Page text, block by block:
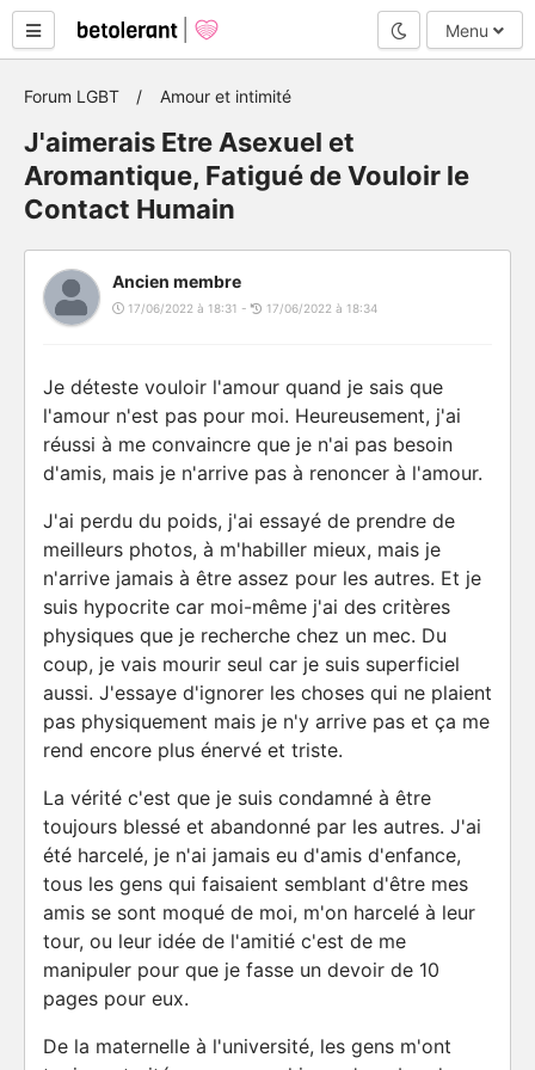
Mode nuit
Menu
Forum LGBT Amour et intimité
J'aimerais Etre Asexuel et
Aromantique, Fatigué de Vouloir le
Contact Humain
Ancien membre
17/06/2022 à 18:31 - 17/06/2022 à 18:34
Je déteste vouloir l'amour quand je sais que
l'amour n'est pas pour moi. Heureusement, j'ai
réussi à me convaincre que je n'ai pas besoin
d'amis, mais je n'arrive pas à renoncer à l'amour.
J'ai perdu du poids, j'ai essayé de prendre de
meilleurs photos, à m'habiller mieux, mais je
n'arrive jamais à être assez pour les autres. Et je
suis hypocrite car moi-même j'ai des critères
physiques que je recherche chez un mec. Du
coup, je vais mourir seul car je suis superficiel
aussi. J'essaye d'ignorer les choses qui ne plaient
pas physiquement mais je n'y arrive pas et ça me
rend encore plus énervé et triste.
La vérité c'est que je suis condamné à être
toujours blessé et abandonné par les autres. J'ai
été harcelé, je n'ai jamais eu d'amis d'enfance,
tous les gens qui faisaient semblant d'être mes
amis se sont moqué de moi, m'on harcelé à leur
tour, ou leur idée de l'amitié c'est de me
manipuler pour que je fasse un devoir de 10
pages pour eux.
De la maternelle à l'université, les gens m'ont